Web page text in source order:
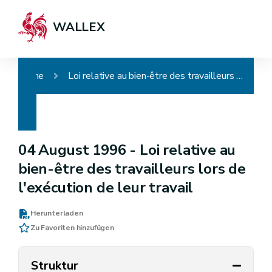
WALLEX
Home Loi relative au bien-être des travailleurs lors de l'exécution de leur travail
04 August 1996 - Loi relative au
bien-être des travailleurs lors de
l'exécution de leur travail
Herunterladen
Zu Favoriten hinzufügen
Struktur